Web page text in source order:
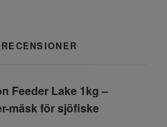
RECENSIONER
Feeder Lake 1kg –
mäsk för sjöfiske